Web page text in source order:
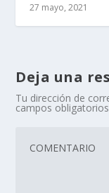
27 mayo, 2021
Deja una
Tu dirección de
campos